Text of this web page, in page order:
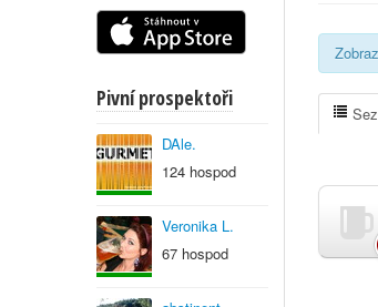
Pivní prospektoři
DAle.
124 hospod
Veronika L.
67 hospod